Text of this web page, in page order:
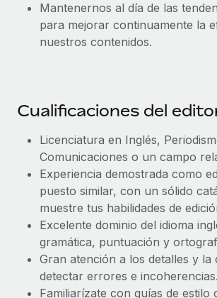
con Remote
Gestionar las nóminas internamente es
semanas en hacerlo manualmente y, al mes...
Mantenernos al día de las
para mejorar continuamente la
nuestros contenidos.
Cualificaciones del
Licenciatura en Inglés,
Comunicaciones o un campo
Experiencia demostrada como
puesto similar, con un sólido
muestre tus habilidades de
Excelente dominio del idioma
gramática, puntuación y
Gran atención a los detalles y la
detectar errores e incoherencias.
Familiarízate con guías de estilo